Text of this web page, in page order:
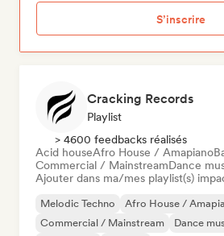
S’inscrire
Cracking Records
Playlist
> 4600 feedbacks réalisés
Acid houseAfro House / Amapiano
Commercial / MainstreamDance
Ajouter dans ma/mes playlist(s)
Melodic Techno Afro House /
Commercial / Mainstream
Dance